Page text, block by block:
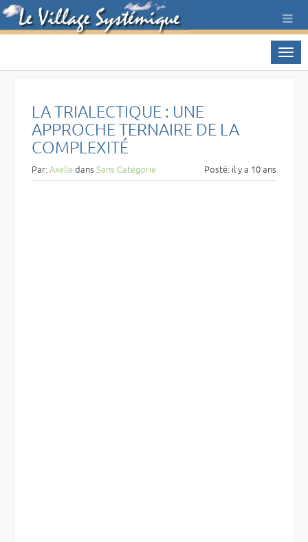
LA TRIALECTIQUE : UNE
APPROCHE TERNAIRE DE LA
COMPLEXITÉ
Par:Axelledans Sans Catégorie Posté: il y a 10 ans